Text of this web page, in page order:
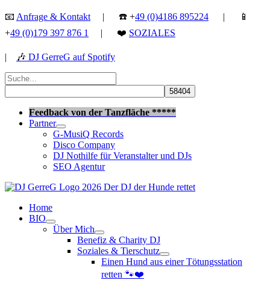
Zum
springen
📧 Anfrage & Kontakt | ☎️ +49 (0)4186 895224 | 📱
+49 (0)179 397 876 1 | ❤️ SOZIALES
| 🎶 DJ GerreG auf Spotify
Suchen
nach:
Feedback von der Tanzfläche *****
Partner
G-MusiQ Records
Disco Company
DJ Nothilfe für Veranstalter und DJs
SEO Agentur
Home
BIO
Über Mich
Benefiz & Charity DJ
Soziales & Tierschutz
Einen Hund aus einer Tötungsstation
retten 🐾❤️